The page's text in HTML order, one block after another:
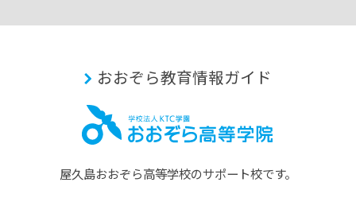
おおぞら教育情報ガイド
屋久島おおぞら⾼等学校のサポート校です。